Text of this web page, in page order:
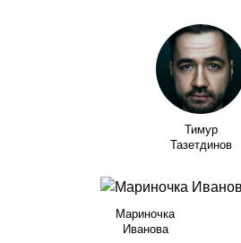
Тимур
Тазетдинов
Мариночка
Иванова